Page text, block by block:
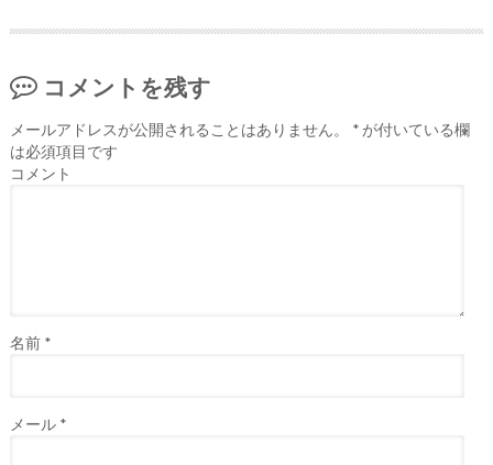
コメントを残す
メールアドレスが公開されることはありません。 *が付いている欄
は必須項目です
コメント
名前 *
メール *